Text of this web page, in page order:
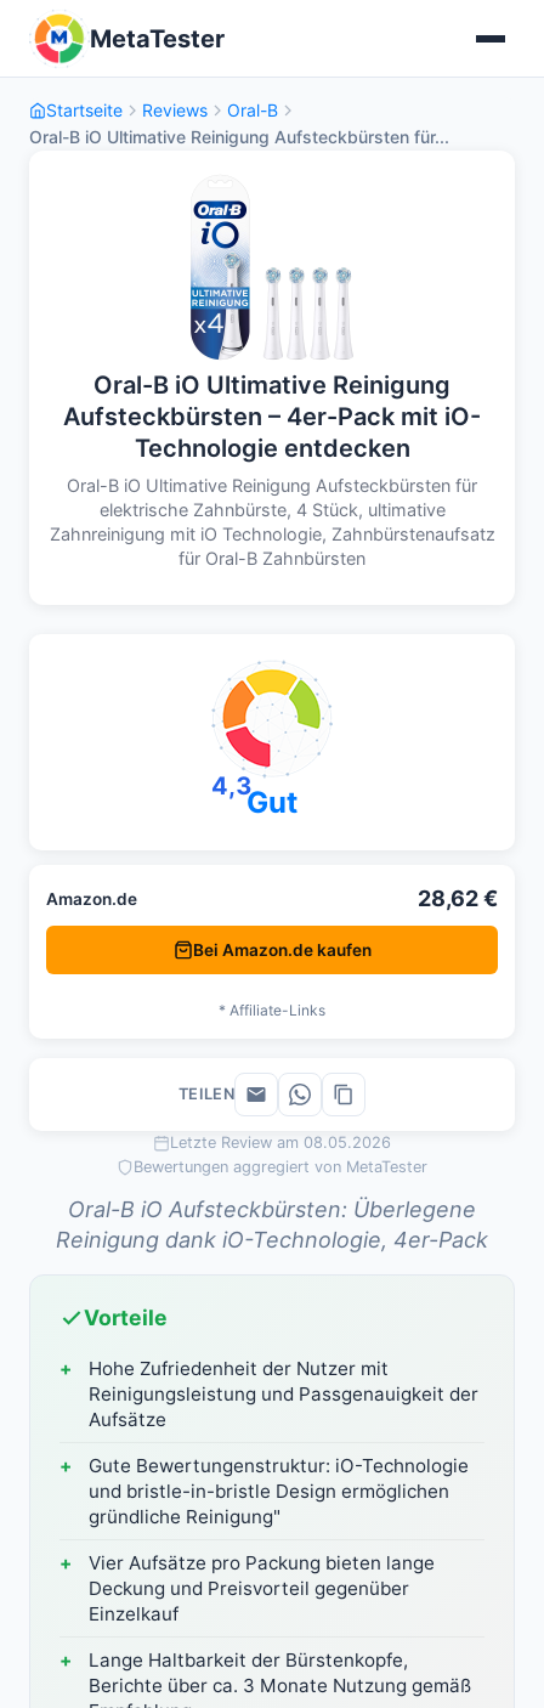
MetaTester
Startseite Reviews
Oral-B
Oral-B iO Ultimative Reinigung Aufsteckbürsten für...
Oral-B iO Ultimative Reinigung
Aufsteckbürsten – 4er-Pack mit iO-
Technologie entdecken
Oral-B iO Ultimative Reinigung Aufsteckbürsten für
elektrische Zahnbürste, 4 Stück, ultimative
Zahnreinigung mit iO Technologie, Zahnbürstenaufsatz
für Oral-B Zahnbürsten
Letzte Review am 08.05.2026
Bewertungen aggregiert von MetaTester
Oral-B iO Aufsteckbürsten: Überlegene
Reinigung dank iO-Technologie, 4er-Pack
Vorteile
Hohe Zufriedenheit der Nutzer mit
Reinigungsleistung und Passgenauigkeit der
Aufsätze
Gute Bewertungenstruktur: iO-Technologie
und bristle-in-bristle Design ermöglichen
gründliche Reinigung"
Vier Aufsätze pro Packung bieten lange
Deckung und Preisvorteil gegenüber
Einzelkauf
Lange Haltbarkeit der Bürstenkopfe,
Berichte über ca. 3 Monate Nutzung gemäß
4,3Gut
Amazon.de 28,62 €
Bei Amazon.de kaufen
* Affiliate-Links
TEILEN